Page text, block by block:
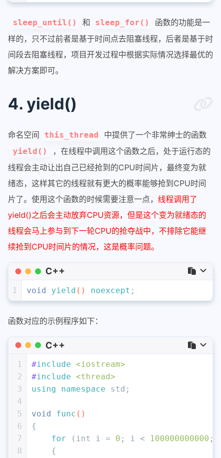
sleep_until() 和 sleep_for()
函数的功能是一
样的，只不过前者是基于时间点去阻塞线程，后者是基于时
间段去阻塞线程，项目开发过程中根据实际情况选择最优的
解决方案即可。
4. yield()
命名空间 this_thread 中提供了一个非常绅士的函数
yield()
，在线程中调用这个函数之后，处于运行态的
线程会主动让出自己已经抢到的CPU时间片，最终变为就
绪态，这样其它的线程就有更大的概率能够抢到CPU时间
片了。使用这个函数的时候需要注意一点， 线程调用了
yield()之后会主动放弃CPU资源，但是这个变为就绪态的
线程会马上参与到下一轮CPU的抢夺战中，不排除它能继
续抢到CPU时间片的情况，这是概率问题。
C++
1 void yield () noexcept ;
函数对应的示例程序如下：
C++
1
2
3
4
5
6
7
8
#include <iostream>
#include <thread>
using
namespace std;
void func ()
{
for ( int i = 0 ; i < 100000000000 ;
    {